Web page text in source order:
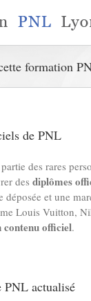
formation
de PNL
des rares
des diplômes
déposée et une
Louis Vuitton,
officiel.
PNL actualisé